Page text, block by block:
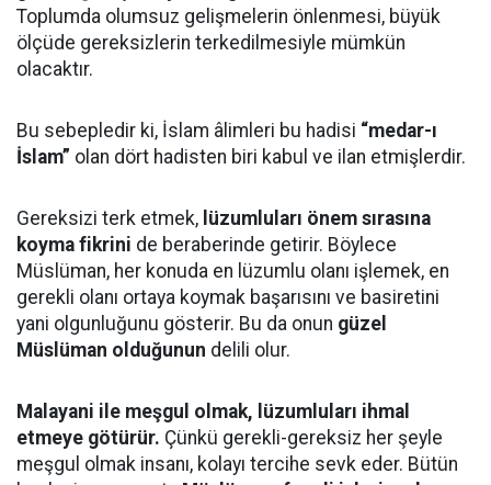
Toplumda olumsuz gelişmelerin önlenmesi, büyük
ölçüde gereksizlerin terkedilmesiyle mümkün
olacaktır.
Bu sebepledir ki, İslam âlimleri bu hadisi “medar-ı
İslam” olan dört hadisten biri kabul ve ilan etmişlerdir.
Gereksizi terk etmek, lüzumluları önem sırasına
koyma fikrini de beraberinde getirir. Böylece
Müslüman, her konuda en lüzumlu olanı işlemek, en
gerekli olanı ortaya koymak başarısını ve basiretini
yani olgunluğunu gösterir. Bu da onun güzel
Müslüman olduğunun delili olur.
Malayani ile meşgul olmak, lüzumluları ihmal
etmeye götürür. Çünkü gerekli-gereksiz her şeyle
meşgul olmak insanı, kolayı tercihe sevk eder. Bütün